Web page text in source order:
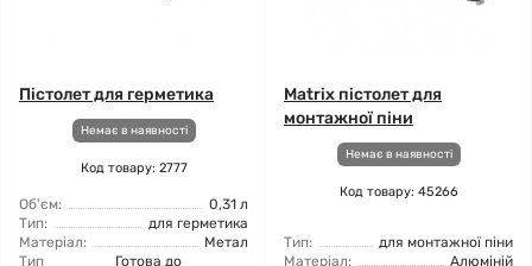
Пістолет для герметика
Немає в наявності
Код товару: 2777
Об'єм:
0,31 л
Тип:
для герметика
Матеріал:
Метал
Тип
Готова до
Matrix пістолет для
монтажної піни
Немає в наявності
Код товару: 45266
Тип:
для монтажної піни
Матеріал:
Алюміній